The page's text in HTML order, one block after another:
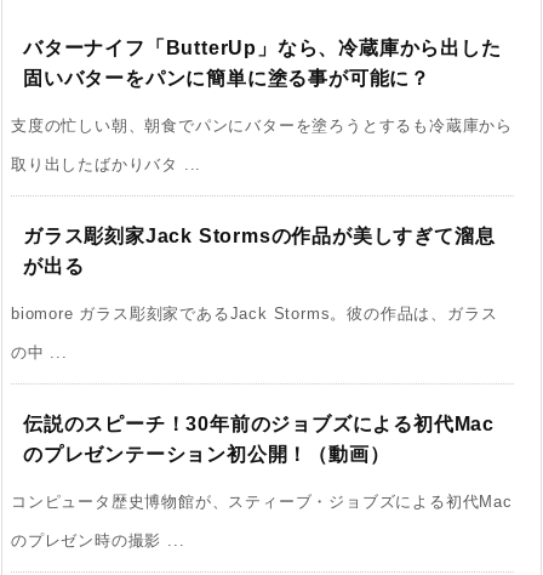
バターナイフ「ButterUp」なら、冷蔵庫から出した
固いバターをパンに簡単に塗る事が可能に？
支度の忙しい朝、朝食でパンにバターを塗ろうとするも冷蔵庫から
取り出したばかりバタ ...
ガラス彫刻家Jack Stormsの作品が美しすぎて溜息
が出る
biomore ガラス彫刻家であるJack Storms。彼の作品は、ガラス
の中 ...
伝説のスピーチ！30年前のジョブズによる初代Mac
のプレゼンテーション初公開！（動画）
コンピュータ歴史博物館が、スティーブ・ジョブズによる初代Mac
のプレゼン時の撮影 ...